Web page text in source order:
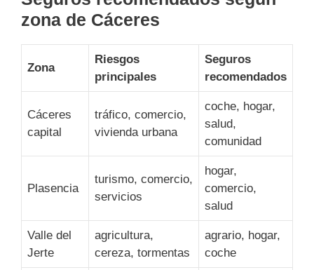
zona de Cáceres
Zona
Riesgos
principales
Seguros
recomendados
Cáceres
capital
tráfico, comercio,
vivienda urbana
coche, hogar,
salud,
comunidad
Plasencia
turismo, comercio,
servicios
hogar,
comercio,
salud
Valle del
Jerte
agricultura,
cereza, tormentas
agrario, hogar,
coche